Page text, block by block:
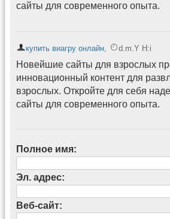
сайты для современного опыта.
купить виагру онлайн d.m.Y H:i
Новейшие сайты для взрослых
инновационный контент для
взрослых. Откройте для себя
сайты для современного опыта.
Полное имя:
Эл. адрес:
Веб-сайт: